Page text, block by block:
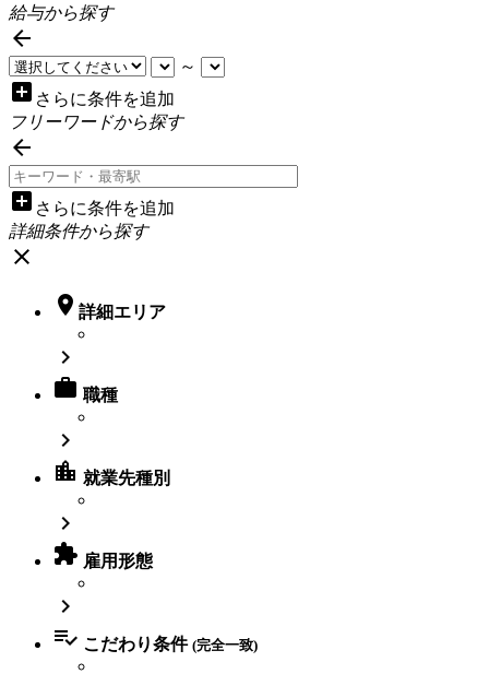
給与から探す

～
add_box さらに条件を追加
フリーワードから探す

add_box さらに条件を追加
詳細条件から探す
close
 詳細エリア

 職種

location_city 就業先種別

 雇用形態

 こだわり条件 (完全一致)